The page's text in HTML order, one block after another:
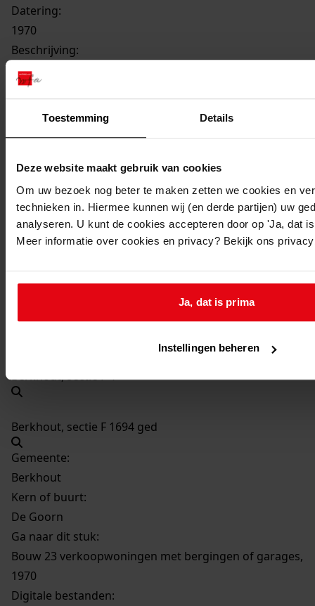
Toestemming Details
Deze website maakt gebruik van cookies
Om uw bezoek nog beter te maken zetten we cookies en
technieken in. Hiermee kunnen wij (en derde partijen) uw
analyseren. U kunt de cookies accepteren door op 'Ja, dat
Meer informatie over cookies en privacy? Bekijk ons
Ja, dat is prima
Instellingen beheren
Datering:
1970
Beschrijving:
Bouw 23 verkoopwoningen met bergingen of garages
Datum vergunning:
De Goorn, Pastoor Lemeerstraat 42, 43, 44, 45, 46, 47,
48
De Goorn, Tulpenhof 25, 27, 29, 31, 33, 35, 37, 39
Nieuw adres:
Overdorpstraat 25 - 39 oneven / 42 - 48 / 49 - 63
Berkhout, sectie F 4
Berkhout, sectie F 1694 ged
Gemeente:
Berkhout
Kern of buurt:
De Goorn
Ga naar dit stuk:
Bouw 23 verkoopwoningen met bergingen of garages,
1970
Digitale bestanden: